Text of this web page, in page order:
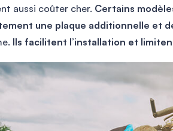
aussi coûter cher. Certains
une plaque additionnelle et
Ils facilitent l’installation et